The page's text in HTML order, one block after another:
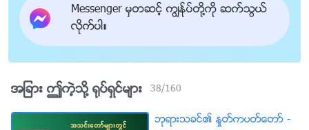
Messenger မွတဆင့္ ကြၽန္ုပ္တို႔ကို ဆက္သြယ္
လိုက္ပါ။
အျခား ဤကဲ့သို႔ ႐ုပ္ရွင္မ်ား 38/160
ဘုရားသခင္၏ ႏႈတ္ကပတ္ေတာ္ -